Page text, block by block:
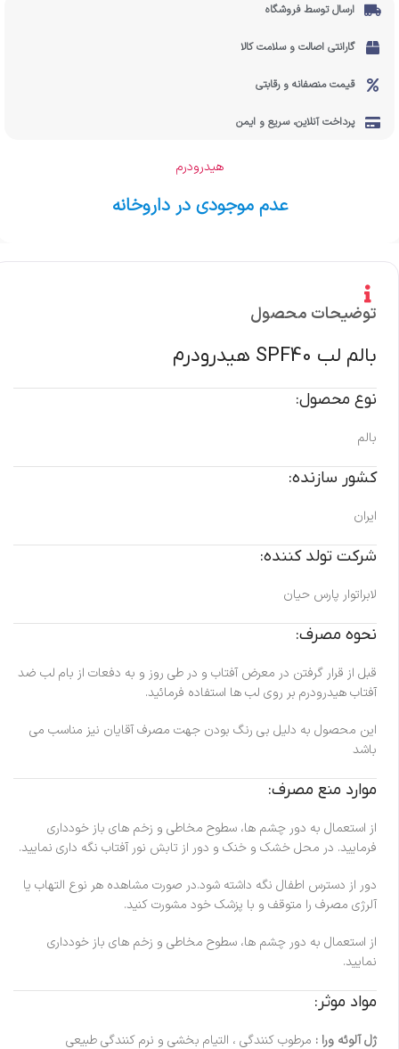
ارسال توسط فروشگاه
گارانتی اصالت و سلامت کالا
قیمت منصفانه و رقابتی
پرداخت آنلاین، سریع و ایمن
هیدرودرم
عدم موجودی در داروخانه
توضیحات محصول
بالم لب SPF40 هیدرودرم
نوع محصول:
بالم
کشور سازنده:
ایران
شرکت تولد کننده:
لابراتوار پارس حیان
نحوه مصرف:
قبل از قرار گرفتن در معرض آفتاب و در طی روز و به دفعات از بام لب ضد
آفتاب هیدرودرم بر روی لب ها استفاده فرمائید.
این محصول به دلیل بی رنگ بودن جهت مصرف آقایان نیز مناسب می
باشد
موارد منع مصرف:
از استعمال به دور چشم ها، سطوح مخاطي و زخم های باز خودداری
فرماييد. در محل خشک و خنک و دور از تابش نور آفتاب نگه داری نماييد.
دور از دسترس اطفال نگه داشته شود.در صورت مشاهده هر نوع التهاب یا
آلرژی مصرف را متوقف و با پزشک خود مشورت کنید.
از استعمال به دور چشم ها، سطوح مخاطی و زخم های باز خودداری
نمایید.
مواد موثر:
ژل آلوئه ورا : مرطوب كنندگی ، التيام بخشی و نرم كنندگي طبيعی